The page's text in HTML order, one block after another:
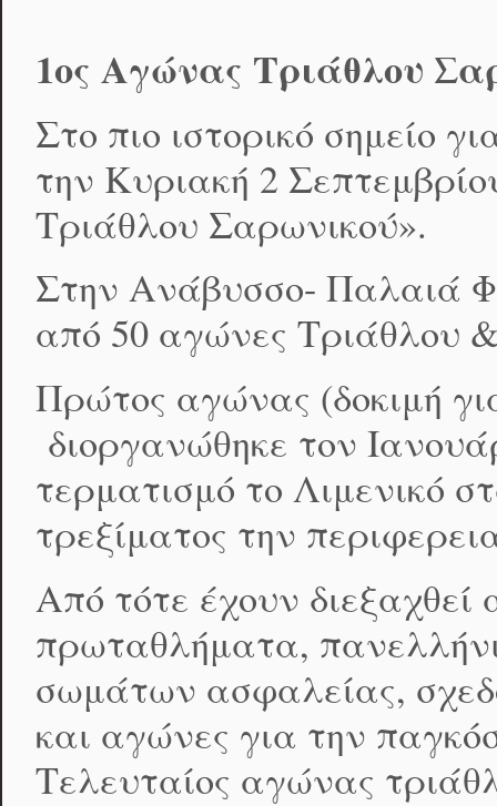
1ος Αγώνας Τριάθλου
Στο πιο ιστορικό σημείο
την Κυριακή 2
Τριάθλου Σαρωνικού».
Στην Ανάβυσσο- Παλαιά
από 50 αγώνες Τριάθλου
Πρώτος αγώνας (δοκιμή
διοργανώθηκε τον
τερματισμό το Λιμενικό
τρεξίματος την
Από τότε έχουν
πρωταθλήματα,
σωμάτων ασφαλείας,
και αγώνες για την
Τελευταίος αγώνας